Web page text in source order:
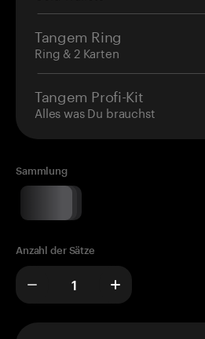
Tangem Ring
Ring & 2 Karten
Tangem Profi-Kit
Alles was Du brauchst
Sammlung
Anzahl der Sätze